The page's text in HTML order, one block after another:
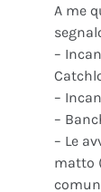
A me
–
–
–
– Le
matto